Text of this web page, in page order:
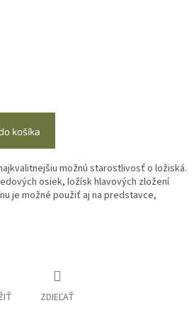
košíka
možnú starostlivosť o ložiská.
osiek, ložísk hlavových zložení
je možné použiť aj na predstavce,
ZDIEĽAŤ